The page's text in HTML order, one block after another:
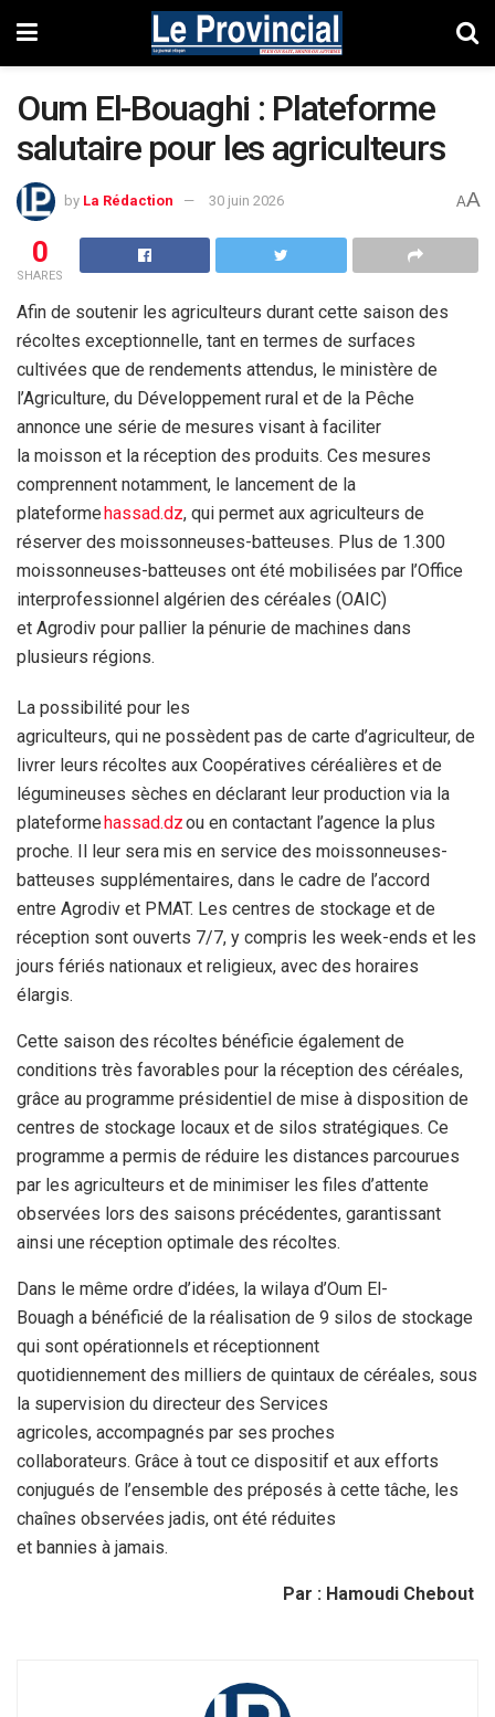
Oum El-Bouaghi : Plateforme
salutaire pour les agriculteurs
by La Rédaction 30 juin 2026 AA
0
SHARES
Afin de soutenir les agriculteurs durant cette saison des
récoltes exceptionnelle, tant en termes de surfaces
cultivées que de rendements attendus, le ministère de
l’Agriculture, du Développement rural et de la Pêche
annonce une série de mesures visant à faciliter
la moisson et la réception des produits. Ces mesures
comprennent notamment, le lancement de la
plateformehassad.dz, qui permet aux agriculteurs de
réserver des moissonneuses-batteuses. Plus de 1.300
moissonneuses-batteuses ont été mobilisées par l’Office
interprofessionnel algérien des céréales (OAIC) ​​
et Agrodiv pour pallier la pénurie de machines dans
plusieurs régions.
La possibilité pour les
agriculteurs, qui ne possèdent pas de carte d’agriculteur, de
livrer leurs récoltes aux Coopératives céréalières et de
légumineuses sèches en déclarant leur production via la
plateformehassad.dzou en contactant l’agence la plus
proche. Il leur sera mis en service des moissonneuses-
batteuses supplémentaires, dans le cadre de l’accord
entre Agrodiv et PMAT. Les centres de stockage et de
réception sont ouverts 7/7, y compris les week-ends et les
jours fériés nationaux et religieux, avec des horaires
élargis.
Cette saison des récoltes bénéficie également de
conditions très favorables pour la réception des céréales,
grâce au programme présidentiel de mise à disposition de
centres de stockage locaux et de silos stratégiques. Ce
programme a permis de réduire les distances parcourues
par les agriculteurs et de minimiser les files d’attente
observées lors des saisons précédentes, garantissant
ainsi une réception optimale des récoltes.
Dans le même ordre d’idées, la wilaya d’Oum El-
Bouagh a bénéficié de la réalisation de 9 silos de stockage
qui sont opérationnels et réceptionnent
quotidiennement des milliers de quintaux de céréales, sous
la supervision du directeur des Services
agricoles, accompagnés par ses proches
collaborateurs. Grâce à tout ce dispositif et aux efforts
conjugués de l’ensemble des préposés à cette tâche, les
chaînes observées jadis, ont été réduites
et bannies à jamais.
Par : Hamoudi Chebout